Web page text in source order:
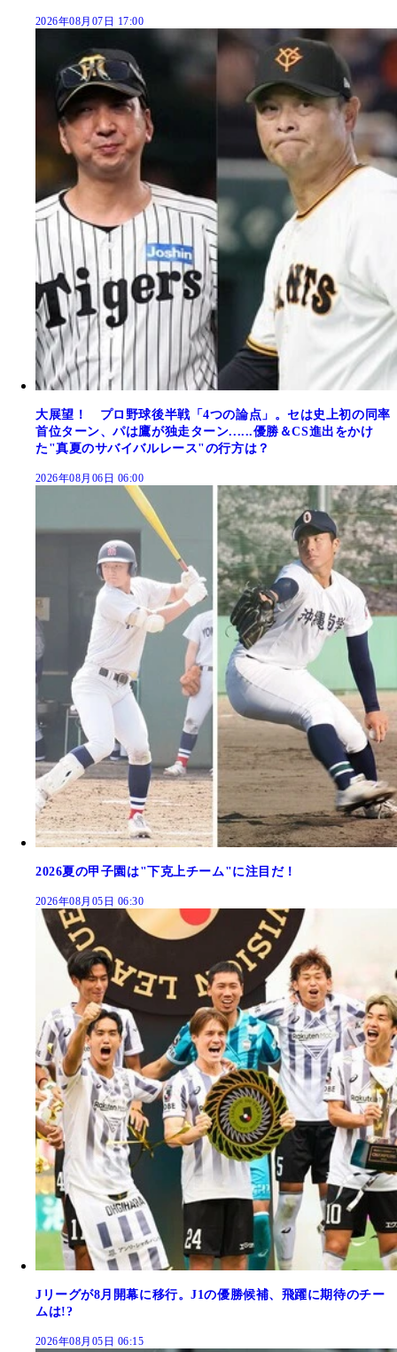
2026年08月07日 17:00
大展望！ プロ野球後半戦「4つの論点」。セは史上初の同率
首位ターン、パは鷹が独走ターン......優勝＆CS進出をかけ
た"真夏のサバイバルレース"の行方は？
2026年08月06日 06:00
2026夏の甲子園は"下克上チーム"に注目だ！
2026年08月05日 06:30
Jリーグが8月開幕に移行。J1の優勝候補、飛躍に期待のチー
ムは!?
2026年08月05日 06:15